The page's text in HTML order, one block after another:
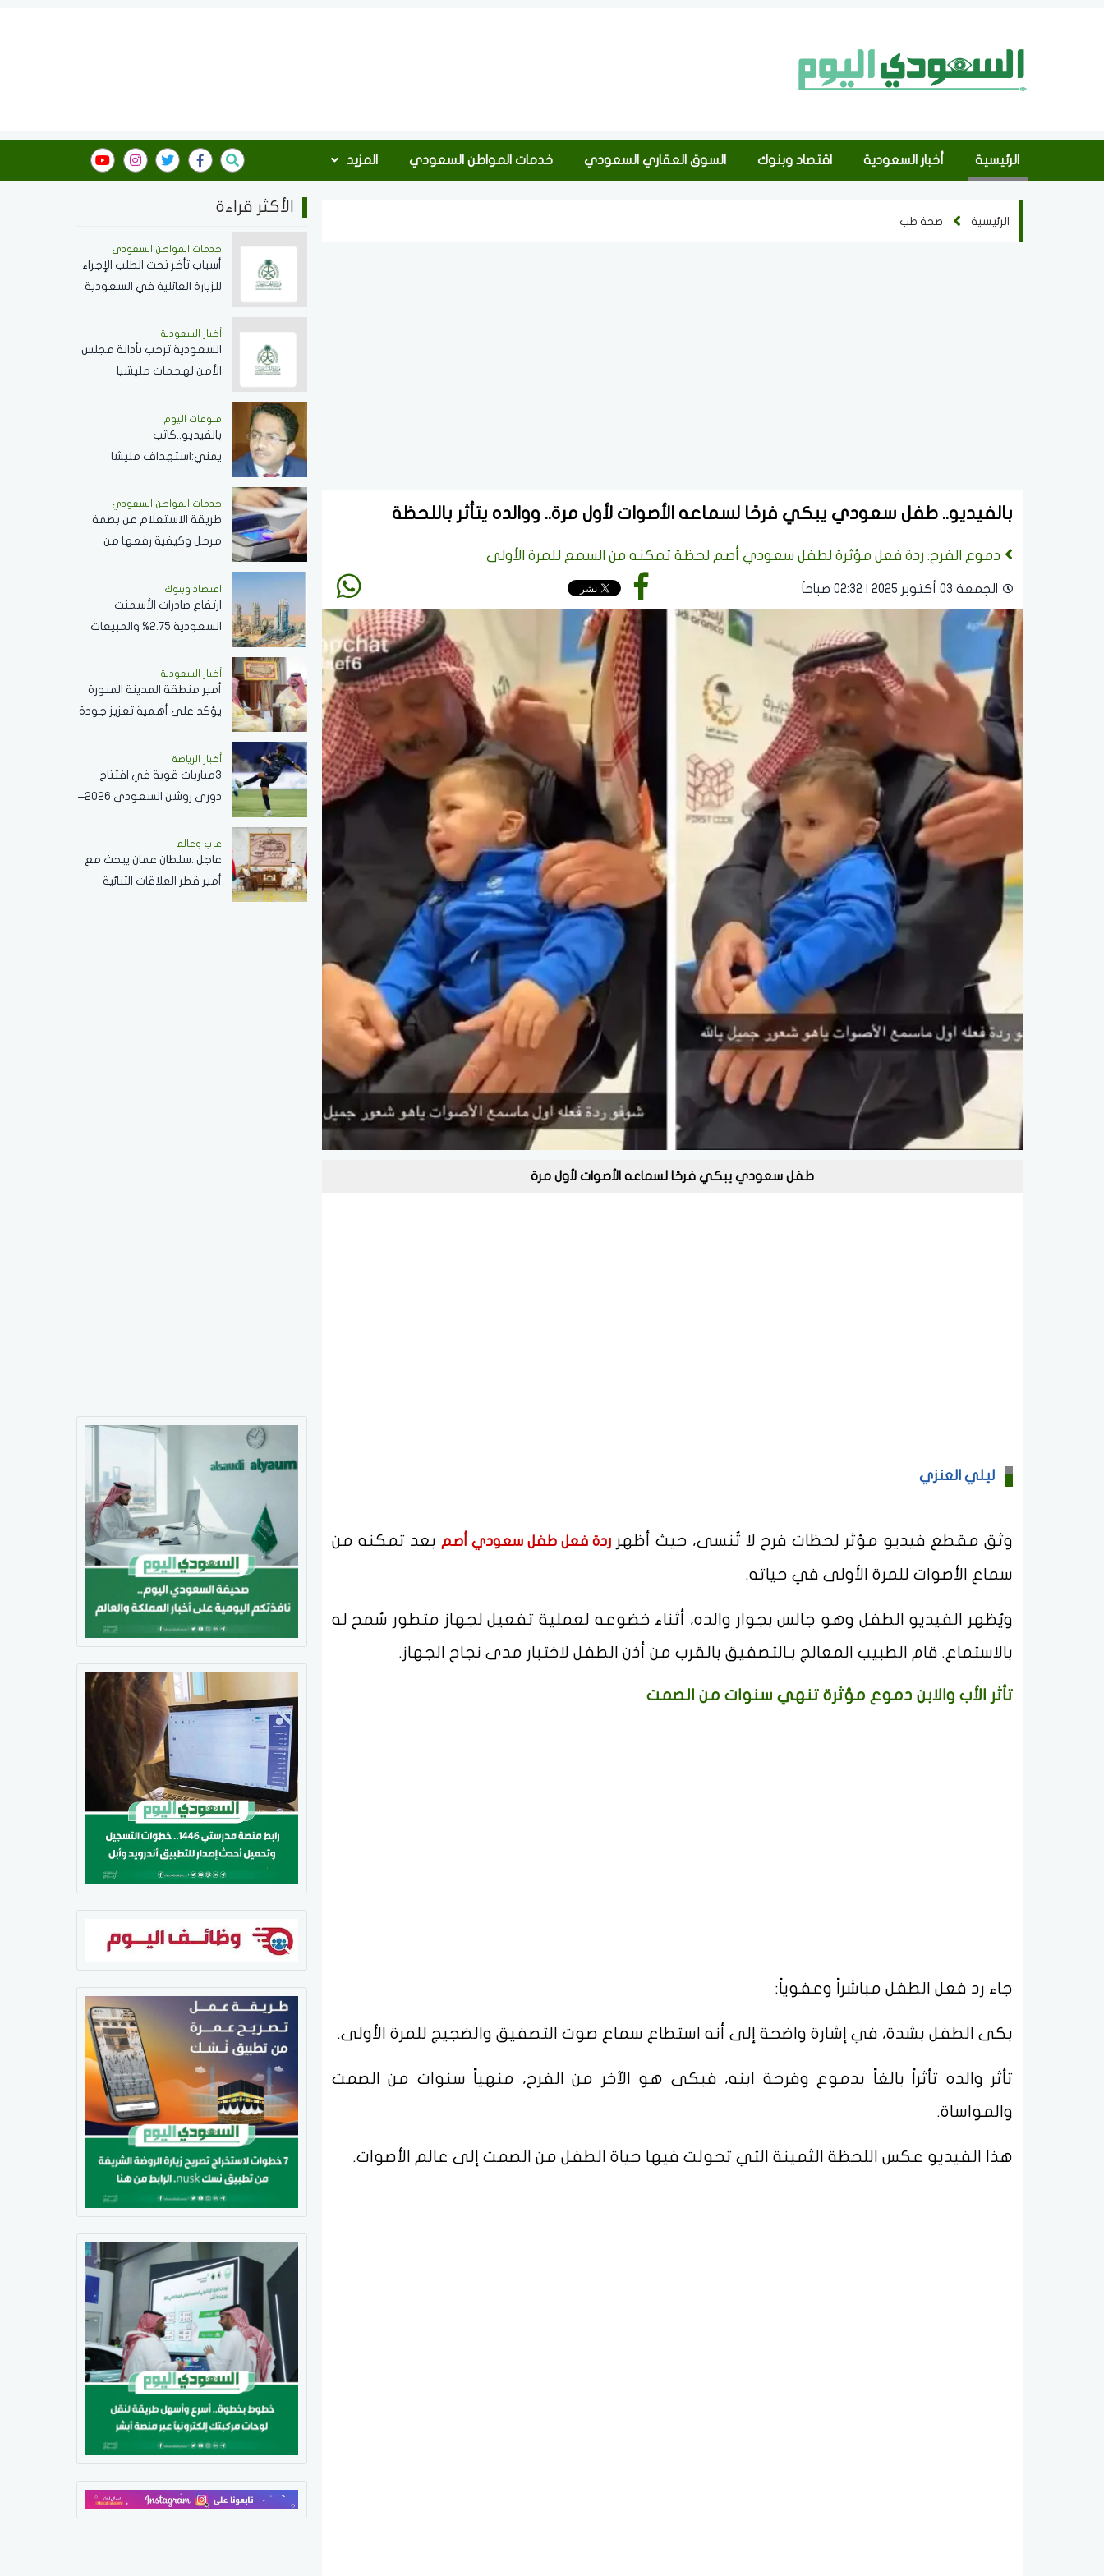
الرئيسية أخبار السعودية اقتصاد وبنوك السوق العقاري السعودي خدمات المواطن السعودي المزيد
الرئيسية صحة طب
بالفيديو.. طفل سعودي يبكي فرحًا لسماعه الأصوات لأول مرة.. ووالده يتأثر باللحظة
دموع الفرح: ردة فعل مؤثرة لطفل سعودي أصم لحظة تمكنه من السمع للمرة الأولى
الجمعة 03 أكتوبر 2025 | 02:32 صباحاً
طفل سعودي يبكي فرحًا لسماعه الأصوات لأول مرة
ليلي العنزي
وثق مقطع فيديو مؤثر لحظات فرح لا تُنسى، حيث أظهرردة فعل طفل سعودي أصم بعد تمكنه من
سماع الأصوات للمرة الأولى في حياته.
ويُظهر الفيديو الطفل وهو جالس بجوار والده، أثناء خضوعه لعملية تفعيل لجهاز متطور سُمح له
بالاستماع. قام الطبيب المعالج بـالتصفيق بالقرب من أذن الطفل لاختبار مدى نجاح الجهاز.
تأثر الأب والابن دموع مؤثرة تنهي سنوات من الصمت
جاء رد فعل الطفل مباشراً وعفوياً:
بكى الطفل بشدة، في إشارة واضحة إلى أنه استطاع سماع صوت التصفيق والضجيج للمرة الأولى.
تأثر والده تأثراً بالغاً بدموع وفرحة ابنه، فبكى هو الآخر من الفرح، منهياً سنوات من الصمت
والمواساة.
هذا الفيديو عكس اللحظة الثمينة التي تحولت فيها حياة الطفل من الصمت إلى عالم الأصوات.
الأكثر قراءة
خدمات المواطن السعودي
أسباب تأخر تحت الطلب الإجراء
للزيارة العائلية في السعودية
أخبار السعودية
السعودية ترحب بأدانة مجلس
الأمن لهجمات مليشيا
حازم تجاه الممارسات المهددة
لأمن المنطقة
منوعات اليوم
بالفيديو..كاتب
يمني:استهداف مليشا
لجرها لحرب شاملة
خدمات المواطن السعودي
طريقة الاستعلام عن بصمة
مرحل وكيفية رفعها من
التفاصيل
اقتصاد وبنوك
ارتفاع صادرات الأسمنت
السعودية 2.75% والمبيعات
أخبار السعودية
أمير منطقة المدينة المنورة
يؤكد على أهمية تعزيز جودة
النبوي ..فيديو
أخبار الرياضة
3مباريات قوية في افتتاح
دوري روشن السعودي 2026–
عرب وعالم
عاجل..سلطان عمان يبحث مع
أمير قطر العلاقات الثنائية